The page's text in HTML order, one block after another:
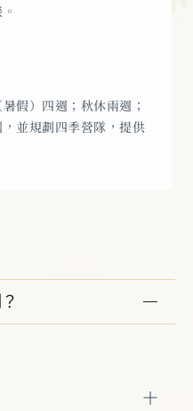
假）四週；秋休兩週；
並規劃四季營隊，提供